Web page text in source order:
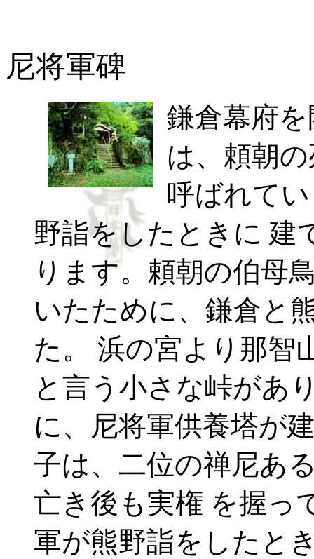
尼将軍碑
鎌倉幕府
は、頼朝
呼ばれて
野詣をしたときに 建
ります。頼朝の伯母
いたために、鎌倉と
た。 浜の宮より那智
と言う小さな峠があ
に、尼将軍供養塔が
子は、二位の禅尼あ
亡き後も実権 を握っ
軍が熊野詣をしたと